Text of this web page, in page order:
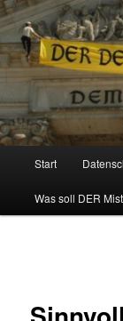
Politik, Wirtschaft,
Zum
Inhalt
Start
Was soll DER